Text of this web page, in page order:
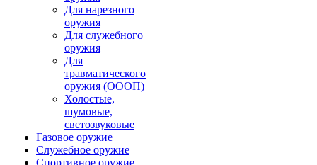
Для нарезного
оружия
Для служебного
оружия
Для
травматического
оружия (ОООП)
Холостые,
шумовые,
светозвуковые
Газовое оружие
Служебное оружие
Спортивное оружие